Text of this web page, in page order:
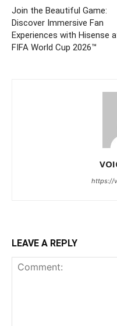
Join the Beautiful Game:
Discover Immersive Fan
Experiences with Hisense
FIFA World Cup 2026™
https://
LEAVE A REPLY